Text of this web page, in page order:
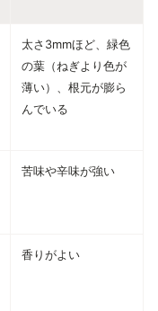
太さ3mmほど、緑色
の葉（ねぎより色が
薄い）、根元が膨ら
んでいる
苦味や辛味が強い
香りがよい